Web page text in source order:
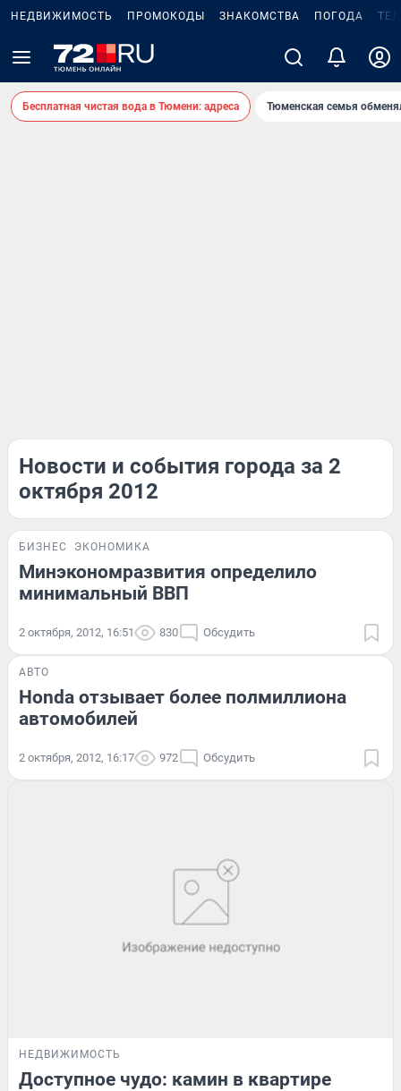
НЕДВИЖИМОСТЬ ПРОМОКОДЫ ЗНАКОМСТВА ПОГОДА
Бесплатная чистая вода в Тюмени: адреса Тюменская семья
Новости и события города за 2
октября 2012
БИЗНЕС ЭКОНОМИКА
Минэкономразвития определило
минимальный ВВП
2 октября, 2012, 16:51 830 Обсудить
АВТО
Honda отзывает более полмиллиона
автомобилей
2 октября, 2012, 16:17 972 Обсудить
НЕДВИЖИМОСТЬ
Доступное чудо: камин в квартире